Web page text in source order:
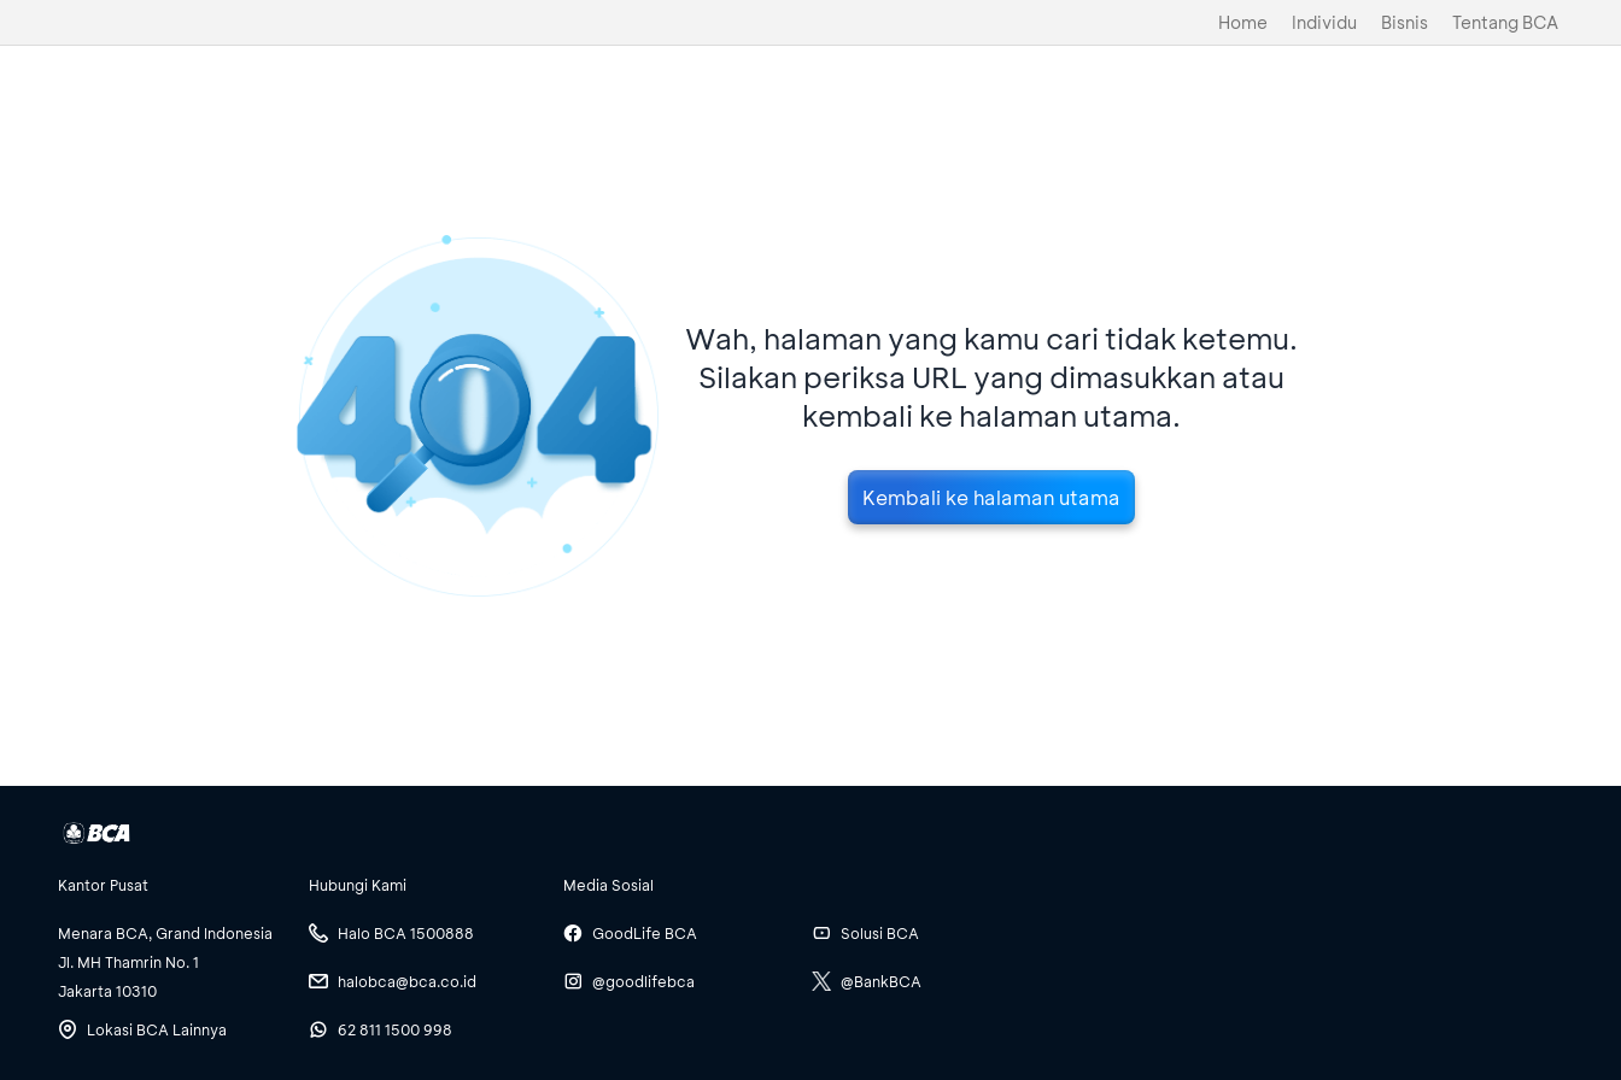
Home Individu Bisnis Tentang BCA
Wah, halaman yang kamu cari tidak ketemu.
Silakan periksa URL yang dimasukkan atau
kembali ke halaman utama.
Kembali ke halaman utama
Kantor Pusat
Menara BCA, Grand Indonesia
Jl. MH Thamrin No. 1
Jakarta 10310
Lokasi BCA Lainnya
Hubungi Kami
Halo BCA 1500888
halobca@bca.co.id
62 811 1500 998
Media Sosial
GoodLife BCA
@goodlifebca
Solusi BCA
@BankBCA